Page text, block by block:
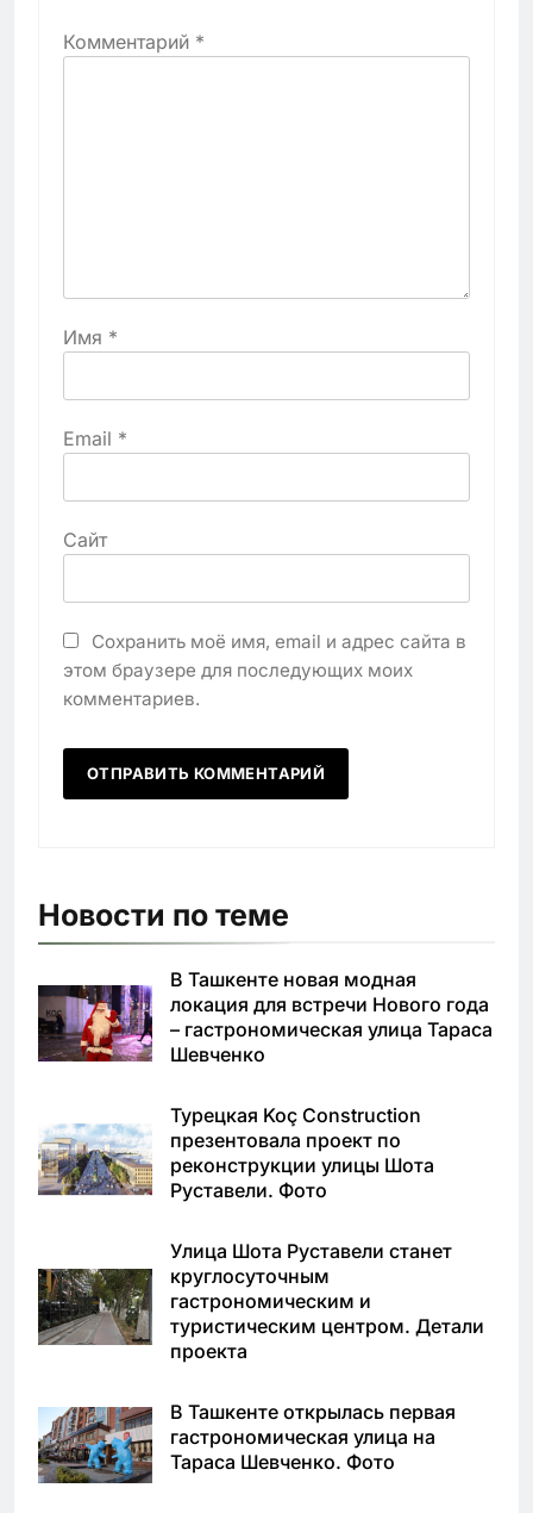
Комментарий *
Имя *
Email *
Сайт
Сохранить моё имя, email и адрес сайта в
этом браузере для последующих моих
комментариев.
Новости по теме
В Ташкенте новая модная
локация для встречи Нового года
– гастрономическая улица Тараса
Шевченко
Турецкая Koç Construction
презентовала проект по
реконструкции улицы Шота
Руставели. Фото
Улица Шота Руставели станет
круглосуточным
гастрономическим и
туристическим центром. Детали
проекта
В Ташкенте открылась первая
гастрономическая улица на
Тараса Шевченко. Фото